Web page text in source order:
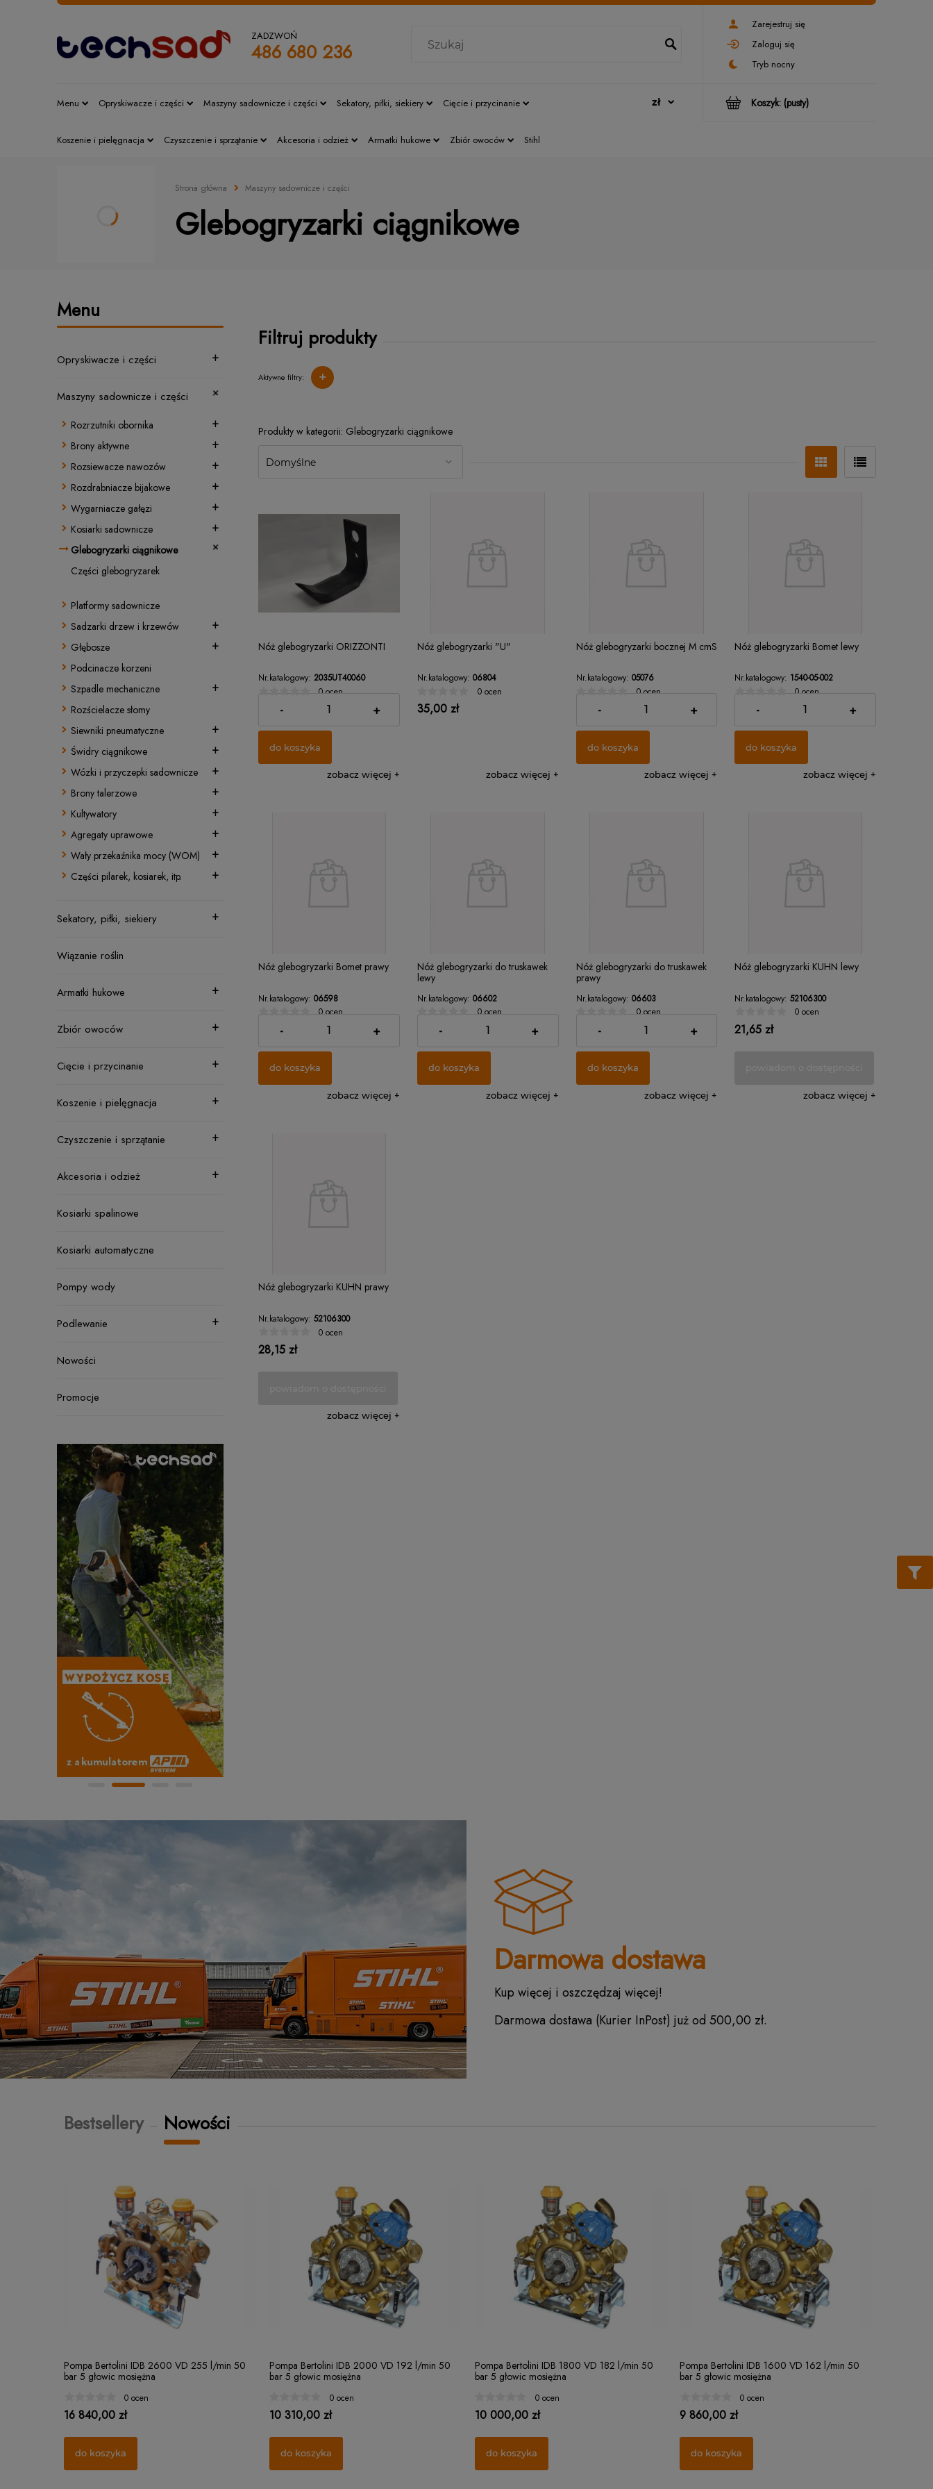
Zarejestruj się
Zaloguj się
ZADZWOŃ
486 680 236
Koszyk: (pusty)
Menu Opryskiwacze i części Maszyny sadownicze i części Sekatory, piłki, siekiery Cięcie i przycinanie
Koszenie i pielęgnacja Czyszczenie i sprzątanie Akcesoria i odzież Armatki hukowe Zbiór owoców Stihl
Strona główna Maszyny sadownicze i części
Glebogryzarki ciągnikowe
Menu
Opryskiwacze i części
Maszyny sadownicze i części
Rozrzutniki obornika
Brony aktywne
Rozsiewacze nawozów
Rozdrabniacze bijakowe
Wygarniacze gałęzi
Kosiarki sadownicze
Glebogryzarki ciągnikowe
Części glebogryzarek
Platformy sadownicze
Sadzarki drzew i krzewów
Głębosze
Podcinacze korzeni
Szpadle mechaniczne
Rozścielacze słomy
Siewniki pneumatyczne
Świdry ciągnikowe
Wózki i przyczepki sadownicze
Brony talerzowe
Kultywatory
Agregaty uprawowe
Wały przekaźnika mocy (WOM)
Części pilarek, kosiarek, itp.
Sekatory, piłki, siekiery
Wiązanie roślin
Armatki hukowe
Zbiór owoców
Cięcie i przycinanie
Koszenie i pielęgnacja
Czyszczenie i sprzątanie
Akcesoria i odzież
Kosiarki spalinowe
Kosiarki automatyczne
Pompy wody
Podlewanie
Nowości
Promocje
Filtruj produkty
Aktywne filtry: +
Glebogryzarki ciągnikowe
Nóż glebogryzarki ORIZZONTI
Nr.katalogowy: 2035UT40060
0 ocen
39,00 zł
- +
do koszyka
zobacz więcej
Nóż glebogryzarki "U"
Nr.katalogowy: 06804
0 ocen
35,00 zł
zobacz więcej
Nóż glebogryzarki bocznej M cmS
Nr.katalogowy: 05076
0 ocen
17,00 zł
- +
do koszyka
zobacz więcej
Nóż glebogryzarki Bomet lewy
Nr.katalogowy: 1540-05-002
0 ocen
22,00 zł
- +
do koszyka
zobacz więcej
Nóż glebogryzarki Bomet prawy
Nr.katalogowy: 06598
0 ocen
22,00 zł
- +
do koszyka
zobacz więcej
Nóż glebogryzarki do truskawek
lewy
Nr.katalogowy: 06602
0 ocen
22,00 zł
- +
do koszyka
zobacz więcej
Nóż glebogryzarki do truskawek
prawy
Nr.katalogowy: 06603
0 ocen
22,00 zł
- +
do koszyka
zobacz więcej
Nóż glebogryzarki KUHN lewy
Nr.katalogowy: 52106300
0 ocen
21,65 zł
zobacz więcej
Nóż glebogryzarki KUHN prawy
Nr.katalogowy: 52106300
0 ocen
28,15 zł
zobacz więcej
Darmowa dostawa
Kup więcej i oszczędzaj więcej!
Darmowa dostawa (Kurier InPost) już od 500,00 zł.
Nowości
Bestsellery
Pompa Bertolini IDB 2600 VD 255 l/min 50
bar 5 głowic mosiężna
0 ocen
16 840,00 zł
do koszyka
Pompa Bertolini IDB 2000 VD 192 l/min 50
bar 5 głowic mosiężna
0 ocen
10 310,00 zł
do koszyka
Pompa Bertolini IDB 1800 VD 182 l/min 50
bar 5 głowic mosiężna
0 ocen
10 000,00 zł
do koszyka
Pompa Bertolini IDB 1600 VD 162 l/min 50
bar 5 głowic mosiężna
0 ocen
9 860,00 zł
do koszyka
Filterek rozpylacza "czapeczka" Ø15 MESH
32
1 ocena
1,25 zł
do koszyka